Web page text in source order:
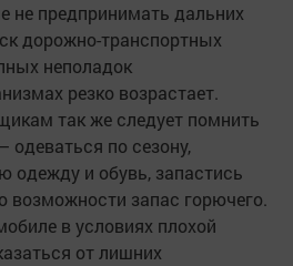
не предпринимать дальних
дорожно-транспортных
неполадок
резко возрастает.
так же следует помнить
одеваться по сезону,
одежду и обувь, запастись
возможности запас горючего.
в условиях плохой
от лишних